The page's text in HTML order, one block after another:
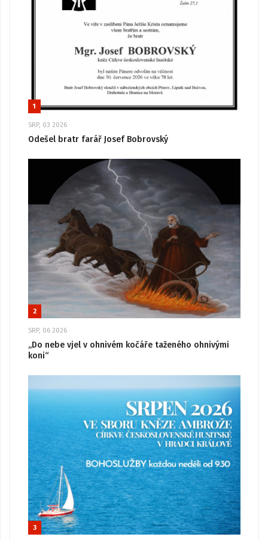
1
SRP, 03 2026
Odešel bratr farář Josef Bobrovský
2
SRP, 06 2026
„Do nebe vjel v ohnivém kočáře taženého ohnivými
koni“
3